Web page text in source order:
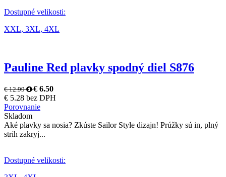
Dostupné velikosti:
XXL, 3XL, 4XL
Pauline Red plavky spodný diel S876
€ 12.99
€ 6.50
€ 5.28 bez DPH
Porovnanie
Skladom
Aké plavky sa nosia? Zkúste Sailor Style dizajn! Prúžky sú in, plný
strih zakryj...
Dostupné velikosti: